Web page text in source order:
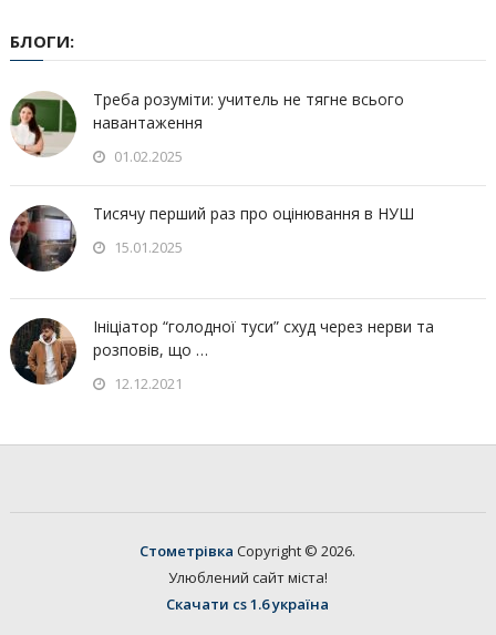
БЛОГИ:
Треба розуміти: учитель не тягне всього
навантаження
01.02.2025
Тисячу перший раз про оцінювання в НУШ
15.01.2025
Ініціатор “голодної туси” схуд через нерви та
розповів, що …
12.12.2021
Стометрівка Copyright © 2026.
Улюблений сайт міста!
Скачати cs 1.6 україна